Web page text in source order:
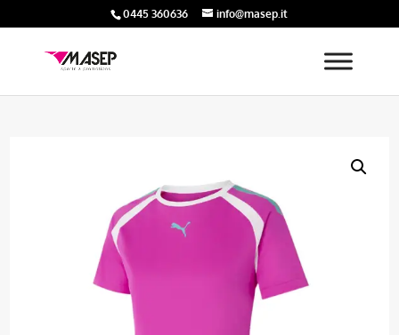
0445 360636 info@masep.it